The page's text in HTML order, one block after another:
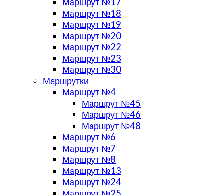
Маршрут №18
Маршрут №19
Маршрут №20
Маршрут №22
Маршрут №23
Маршрут №30
Маршрутки
Маршрут №4
Маршрут №45
Маршрут №46
Маршрут №48
Маршрут №6
Маршрут №7
Маршрут №8
Маршрут №13
Маршрут №24